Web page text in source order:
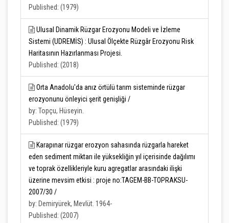
Published: (1979)
Ulusal Dinamik Rüzgar Erozyonu Modeli ve İzleme
Sistemi (UDREMİS) : Ulusal Ölçekte Rüzgâr Erozyonu Risk
Haritasının Hazırlanması Projesi.
Published: (2018)
Orta Anadolu'da anız örtülü tarım sisteminde rüzgar
erozyonunu önleyici şerit genişliği /
by: Topçu, Hüseyin.
Published: (1979)
Karapınar rüzgar erozyon sahasında rüzgarla hareket
eden sediment miktarı ile yüksekliğin yıl içerisinde dağılımı
ve toprak özellikleriyle kuru agregatlar arasındaki ilişki
üzerine mevsim etkisi : proje no:TAGEM-BB-TOPRAKSU-
2007/30 /
by: Demiryürek, Mevlüt. 1964-
Published: (2007)